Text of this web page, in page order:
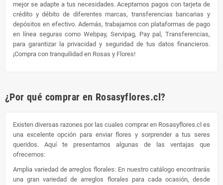
mejor se adapte a tus necesidades. Aceptamos pagos con tarjeta de
crédito y débito de diferentes marcas, transferencias bancarias y
depósitos en efectivo. Además, trabajamos con plataformas de pago
en línea seguras como Webpay, Servipag, Pay pal, Transferencias,
para garantizar la privacidad y seguridad de tus datos financieros.
¡Compra con tranquilidad en Rosas y Flores!
¿Por qué comprar en Rosasyflores.cl?
Existen diversas razones por las cuales comprar en Rosasyflores.cl es
una excelente opción para enviar flores y sorprender a tus seres
queridos. Aquí te presentamos algunas de las ventajas que
ofrecemos:
Amplia variedad de arreglos florales: En nuestro catálogo encontrarás
una gran variedad de arreglos florales para cada ocasión, desde